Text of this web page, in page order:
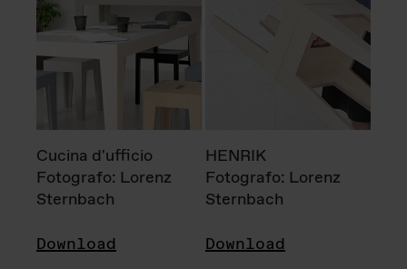
Cucina d'ufficio
Fotografo: Lorenz
Sternbach
Download
HENRIK
Fotografo: Lorenz
Sternbach
Download